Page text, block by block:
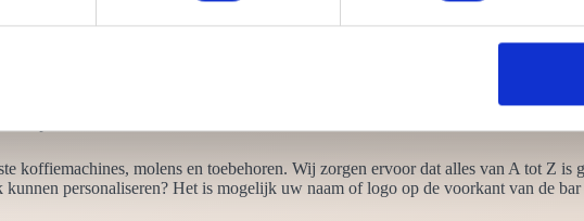
LED verlichting
met latte art
de koffie werkbank, koffiefiets en koffie tuk tuk
buiten
espressomachines
koffiemachines, molens en toebehoren. Wij zorgen ervoor dat alles van A tot Z is
personaliseren? Het is mogelijk uw naam of logo op de voorkant van de